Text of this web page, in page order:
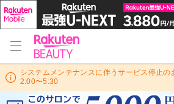
システムメンテナンスに伴うサービス停止
2:00〜5:30